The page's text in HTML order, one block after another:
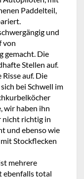
Paddelteil,
und
von
gemacht. Die
Stellen auf.
auf. Die
bei Schwell im
wir haben ihn
nicht richtig in
und ebenso wie
Stockflecken
mehrere
ebenfalls total